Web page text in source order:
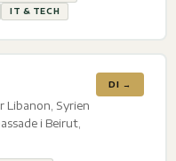
IT & TECH
Libanon, Syrien
i Beirut,
DI →